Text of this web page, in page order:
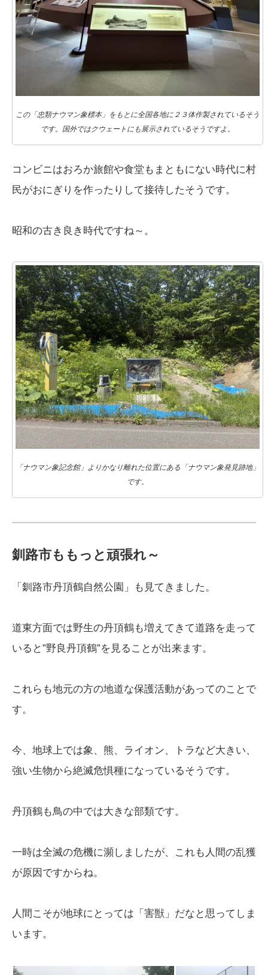
この「忠類ナウマン象標本」をもとに全国各地に２３体作製されているそう
です。国外ではクウェートにも展示されているそうですよ。
コンビニはおろか旅館や食堂もまともにない時代に村
民がおにぎりを作ったりして接待したそうです。
昭和の古き良き時代ですね～。
「ナウマン象記念館」よりかなり離れた位置にある「ナウマン象発見跡地」
です。
釧路市ももっと頑張れ～
「釧路市丹頂鶴自然公園」も見てきました。
道東方面では野生の丹頂鶴も増えてきて道路を走って
いると”野良丹頂鶴”を見ることが出来ます。
これらも地元の方の地道な保護活動があってのことで
す。
今、地球上では象、熊、ライオン、トラなど大きい、
強い生物から絶滅危惧種になっているそうです。
丹頂鶴も鳥の中では大きな部類です。
一時は全滅の危機に瀕しましたが、これも人間の乱獲
が原因ですからね。
人間こそが地球にとっては「害獣」だなと思ってしま
います。